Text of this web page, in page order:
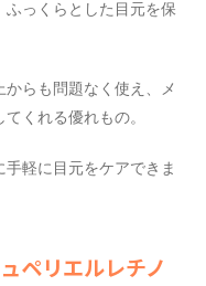
っくらとした目元を保
らも問題なく使え、メ
くれる優れもの。
軽に目元をケアできま
ペリエルレチノ